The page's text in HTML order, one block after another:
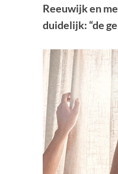
Reeuwijk en
duidelijk: “de